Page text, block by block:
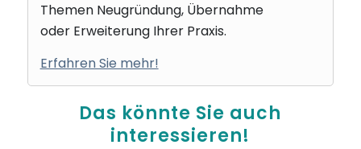
Themen Neugründung, Übernahme
oder Erweiterung Ihrer Praxis.
Erfahren Sie mehr!
Das könnte Sie auch
interessieren!